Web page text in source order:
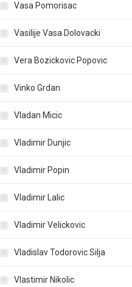
Vasa Pomorisac
Vasilije Vasa Dolovacki
Vera Bozickovic Popovic
Vinko Grdan
Vladan Micic
Vladimir Dunjic
Vladimir Popin
Vladimir Lalic
Vladimir Velickovic
Vladislav Todorovic Silja
Vlastimir Nikolic